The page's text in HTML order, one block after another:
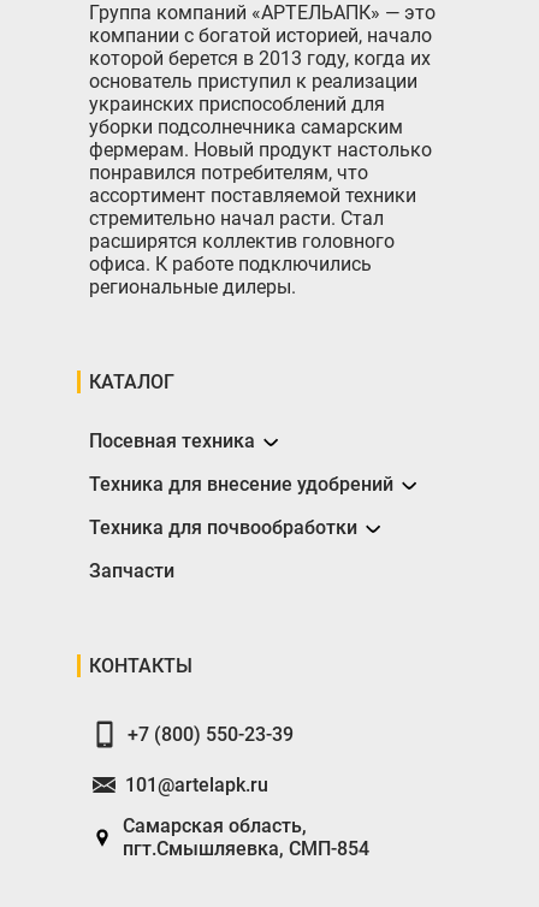
Группа компаний «АРТЕЛЬАПК» — это
компании с богатой историей, начало
которой берется в 2013 году, когда их
основатель приступил к реализации
украинских приспособлений для
уборки подсолнечника самарским
фермерам. Новый продукт настолько
понравился потребителям, что
ассортимент поставляемой техники
стремительно начал расти. Стал
расширятся коллектив головного
офиса. К работе подключились
региональные дилеры.
КАТАЛОГ
Посевная техника
Сеялки
Техника для внесение удобрений
Разбрасыватели
Техника для почвообработки
Борона
Плуги
Запчасти
КОНТАКТЫ
+7 (800) 550-23-39
101@artelapk.ru
Самарская область,
пгт.Смышляевка, СМП-854